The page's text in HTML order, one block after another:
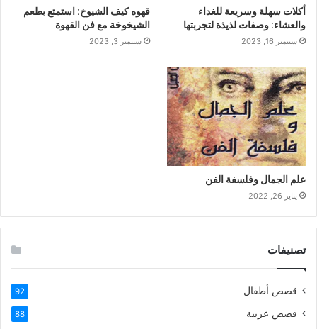
أكلات سهلة وسريعة للغداء
والعشاء: وصفات لذيذة لتجربتها
سبتمبر 16, 2023
قهوه كيف الشيوخ: استمتع بطعم
الشيخوخة مع فن القهوة
سبتمبر 3, 2023
علم الجمال وفلسفة الفن
يناير 26, 2022
تصنيفات
قصص أطفال 92
قصص عربية 88